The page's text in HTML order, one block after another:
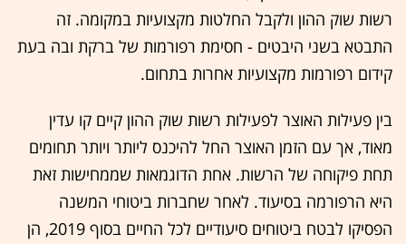
רשות שוק ההון ולקבל החלטות מקצועיות במקומה. זה
התבטא בשני היבטים - חסימת רפורמות של ברקת ובה בעת
קידום רפורמות מקצועיות אחרות בתחום.
בין פעילות האוצר לפעילות רשות שוק ההון קיים קו עדין
מאוד, אך עם הזמן האוצר החל להיכנס ליותר ויותר תחומים
תחת פיקוחה של הרשות. אחת הדוגמאות שממחישות זאת
היא הרפורמה בסיעוד. לאחר שחברות ביטוחי המשנה
הפסיקו לבטח ביטוחים סיעודיים לכל החיים בסוף 2019, הן